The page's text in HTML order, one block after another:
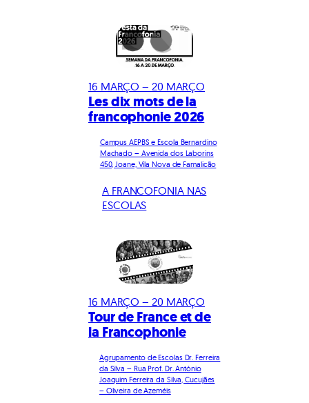
16 MARÇO – 20 MARÇO
Les dix mots de la
francophonie 2026
Campus AEPBS e Escola Bernardino
Machado – Avenida dos Laborins
450, Joane, Vila Nova de Famalicão
A FRANCOFONIA NAS
ESCOLAS
16 MARÇO – 20 MARÇO
Tour de France et de
la Francophonie
Agrupamento de Escolas Dr. Ferreira
da Silva – Rua Prof. Dr. António
Joaquim Ferreira da Silva, Cucujães
– Oliveira de Azeméis